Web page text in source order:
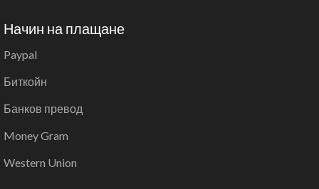
Начин на плащане
Paypal
Биткойн
Банков превод
Money Gram
Western Union